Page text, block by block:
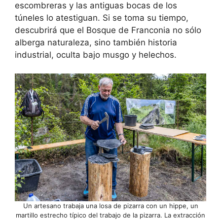
escombreras y las antiguas bocas de los
túneles lo atestiguan. Si se toma su tiempo,
descubrirá que el Bosque de Franconia no sólo
alberga naturaleza, sino también historia
industrial, oculta bajo musgo y helechos.
Un artesano trabaja una losa de pizarra con un hippe, un
martillo estrecho típico del trabajo de la pizarra. La extracción